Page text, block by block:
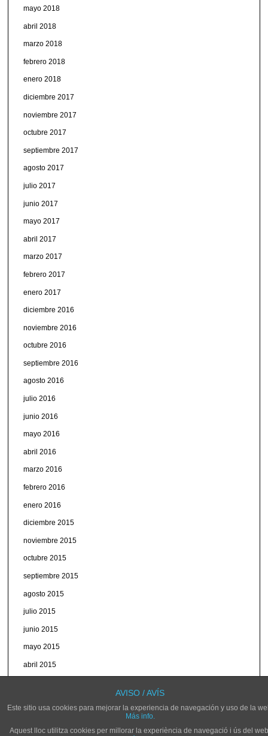
mayo 2018
abril 2018
marzo 2018
febrero 2018
enero 2018
diciembre 2017
noviembre 2017
octubre 2017
septiembre 2017
agosto 2017
julio 2017
junio 2017
mayo 2017
abril 2017
marzo 2017
febrero 2017
enero 2017
diciembre 2016
noviembre 2016
octubre 2016
septiembre 2016
agosto 2016
julio 2016
junio 2016
mayo 2016
abril 2016
marzo 2016
febrero 2016
enero 2016
diciembre 2015
noviembre 2015
octubre 2015
septiembre 2015
agosto 2015
julio 2015
junio 2015
mayo 2015
abril 2015
AVISO / AVÍS
Este sitio usa cookies para mejorar la experiencia de navegación y uso de la
Más info.
Aquest lloc utilitza cookies per millorar la experiència de navegació i ús del